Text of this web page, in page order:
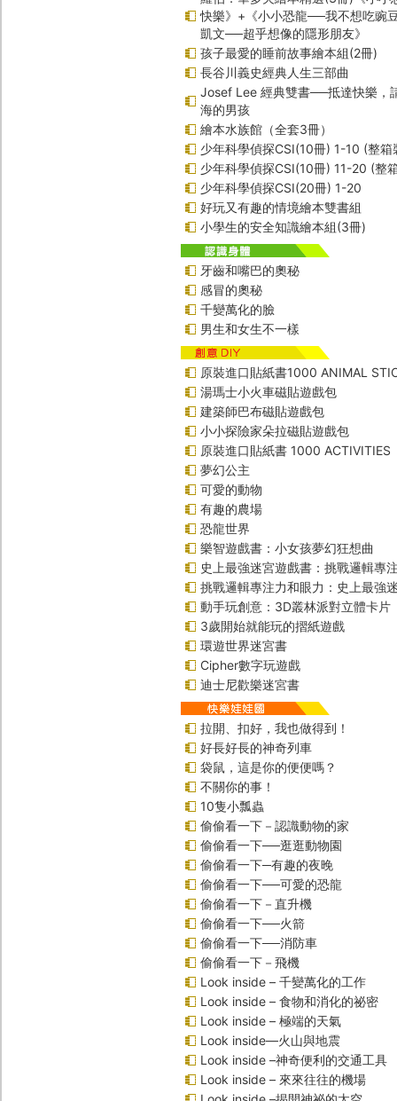
快樂》+《小小恐龍──我不想吃豌
凱文──超乎想像的隱形朋友》
孩子最愛的睡前故事繪本組(2冊)
長谷川義史經典人生三部曲
Josef Lee 經典雙書──抵達快樂，
海的男孩
繪本水族館（全套3冊）
少年科學偵探CSI(10冊) 1-10 (整箱
少年科學偵探CSI(10冊) 11-20 (整
少年科學偵探CSI(20冊) 1-20
好玩又有趣的情境繪本雙書組
小學生的安全知識繪本組(3冊)
牙齒和嘴巴的奧秘
感冒的奧秘
千變萬化的臉
男生和女生不一樣
原裝進口貼紙書1000 ANIMAL
湯瑪士小火車磁貼遊戲包
建築師巴布磁貼遊戲包
小小探險家朵拉磁貼遊戲包
原裝進口貼紙書 1000 ACTIVITIES
夢幻公主
可愛的動物
有趣的農場
恐龍世界
樂智遊戲書：小女孩夢幻狂想曲
史上最強迷宮遊戲書：挑戰邏輯專
挑戰邏輯專注力和眼力：史上最強
動手玩創意：3D叢林派對立體卡片
3歲開始就能玩的摺紙遊戲
環遊世界迷宮書
Cipher數字玩遊戲
迪士尼歡樂迷宮書
拉開、扣好，我也做得到！
好長好長的神奇列車
袋鼠，這是你的便便嗎？
不關你的事！
10隻小瓢蟲
偷偷看一下－認識動物的家
偷偷看一下──逛逛動物園
偷偷看一下─有趣的夜晚
偷偷看一下──可愛的恐龍
偷偷看一下－直升機
偷偷看一下──火箭
偷偷看一下──消防車
偷偷看一下－飛機
Look inside – 千變萬化的工作
Look inside – 食物和消化的祕密
Look inside – 極端的天氣
Look inside—火山與地震
Look inside –神奇便利的交通工具
Look inside – 來來往往的機場